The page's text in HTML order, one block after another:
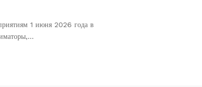
1 июня 2026 года в